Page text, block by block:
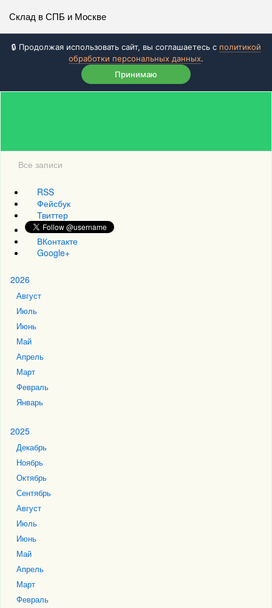
🔒 Продолжая использовать сайт, вы соглашаетесь с политикой
обработки персональных данных.
Принимаю
Склад в СПБ и Москве
Все записи
RSS
Фейсбук
Твиттер
ВКонтакте
Google+
2026
Август
Июль
Июнь
Май
Апрель
Март
Февраль
Январь
2025
Декабрь
Ноябрь
Октябрь
Сентябрь
Август
Июль
Июнь
Май
Апрель
Март
Февраль